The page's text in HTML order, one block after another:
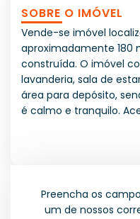
SOBRE O IMÓVEL
Vende-se imóvel
aproximadamente 180
construída. O imóvel
lavanderia, sala de
área para depósito,
é calmo e tranquilo.
Preencha os
um de nossos